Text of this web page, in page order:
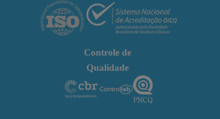
Controle de
Qualidade